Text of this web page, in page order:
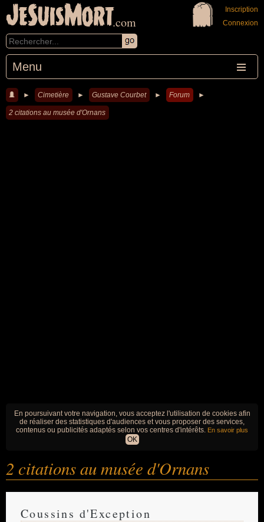
JeSuisMort.com
Menu
Inscription
Connexion
► Cimetière ► Gustave Courbet ► Forum ►
2 citations au musée d'Ornans
En poursuivant votre navigation, vous acceptez l'utilisation de cookies afin
de réaliser des statistiques d'audiences et vous proposer des services,
contenus ou publicités adaptés selon vos centres d'intérêts. En savoir plus
OK
2 citations au musée d'Ornans
Coussins d'Exception